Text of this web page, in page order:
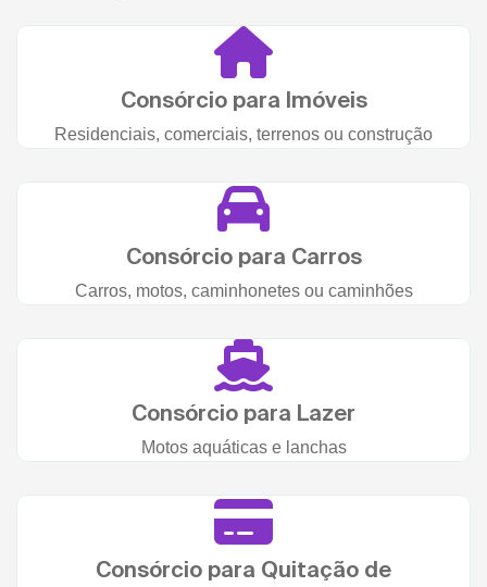
Consórcio para Imóveis
Residenciais, comerciais, terrenos ou construção
Consórcio para Carros
Carros, motos, caminhonetes ou caminhões
Consórcio para Lazer
Motos aquáticas e lanchas
Consórcio para Quitação de